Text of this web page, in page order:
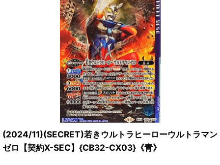
(2024/11)(SECRET)若きウルトラヒーローウルトラマン
ゼロ【契約X-SEC】{CB32-CX03}《青》